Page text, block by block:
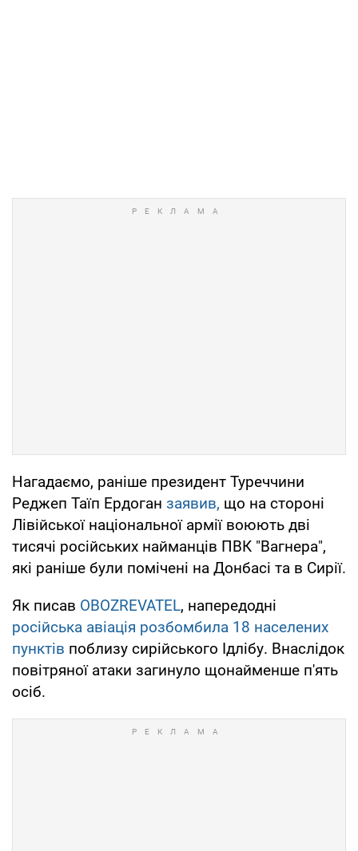
Нагадаємо, раніше президент Туреччини
Реджеп Таїп Ердоган заявив, що на стороні
Лівійської національної армії воюють дві
тисячі російських найманців ПВК "Вагнера",
які раніше були помічені на Донбасі та в Сирії.
Як писав OBOZREVATEL, напередодні
російська авіація розбомбила 18 населених
пунктів поблизу сирійського Ідлібу. Внаслідок
повітряної атаки загинуло щонайменше п'ять
осіб.